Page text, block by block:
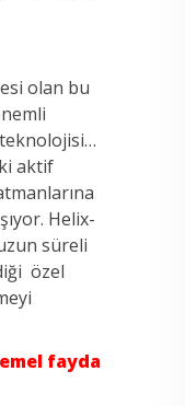
olan bu
aktif
Helix-
süreli
özel
fayda